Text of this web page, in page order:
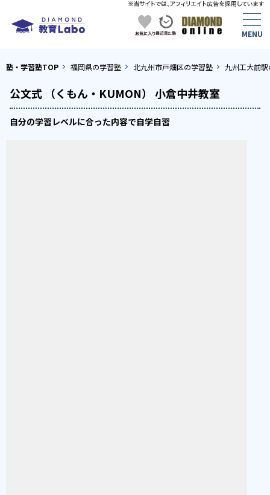
塾・学習塾TOP 福岡県の学習塾 北九州市戸畑区の学習塾 九州工大前
公文式 （くもん・KUMON） 小倉中井教室
自分の学習レベルに合った内容で自学自習